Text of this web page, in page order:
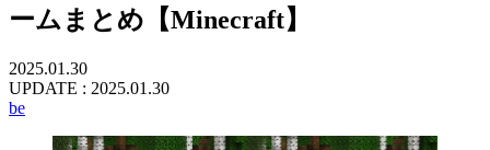
ームまとめ【Minecraft】
2025.01.30
UPDATE : 2025.01.30
be